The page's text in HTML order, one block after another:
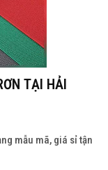
TẠI HẢI
mẫu mã, giá sỉ tận